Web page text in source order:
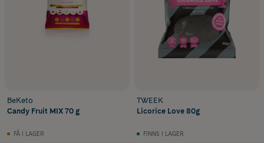
BeKeto
Candy Fruit MIX 70 g
FÅ I LAGER
TWEEK
Licorice Love 80g
FINNS I LAGER